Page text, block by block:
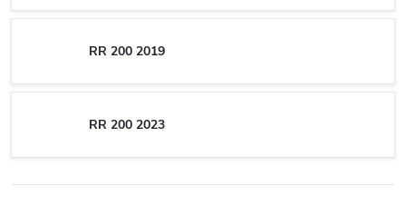
RR 200 2019
RR 200 2023